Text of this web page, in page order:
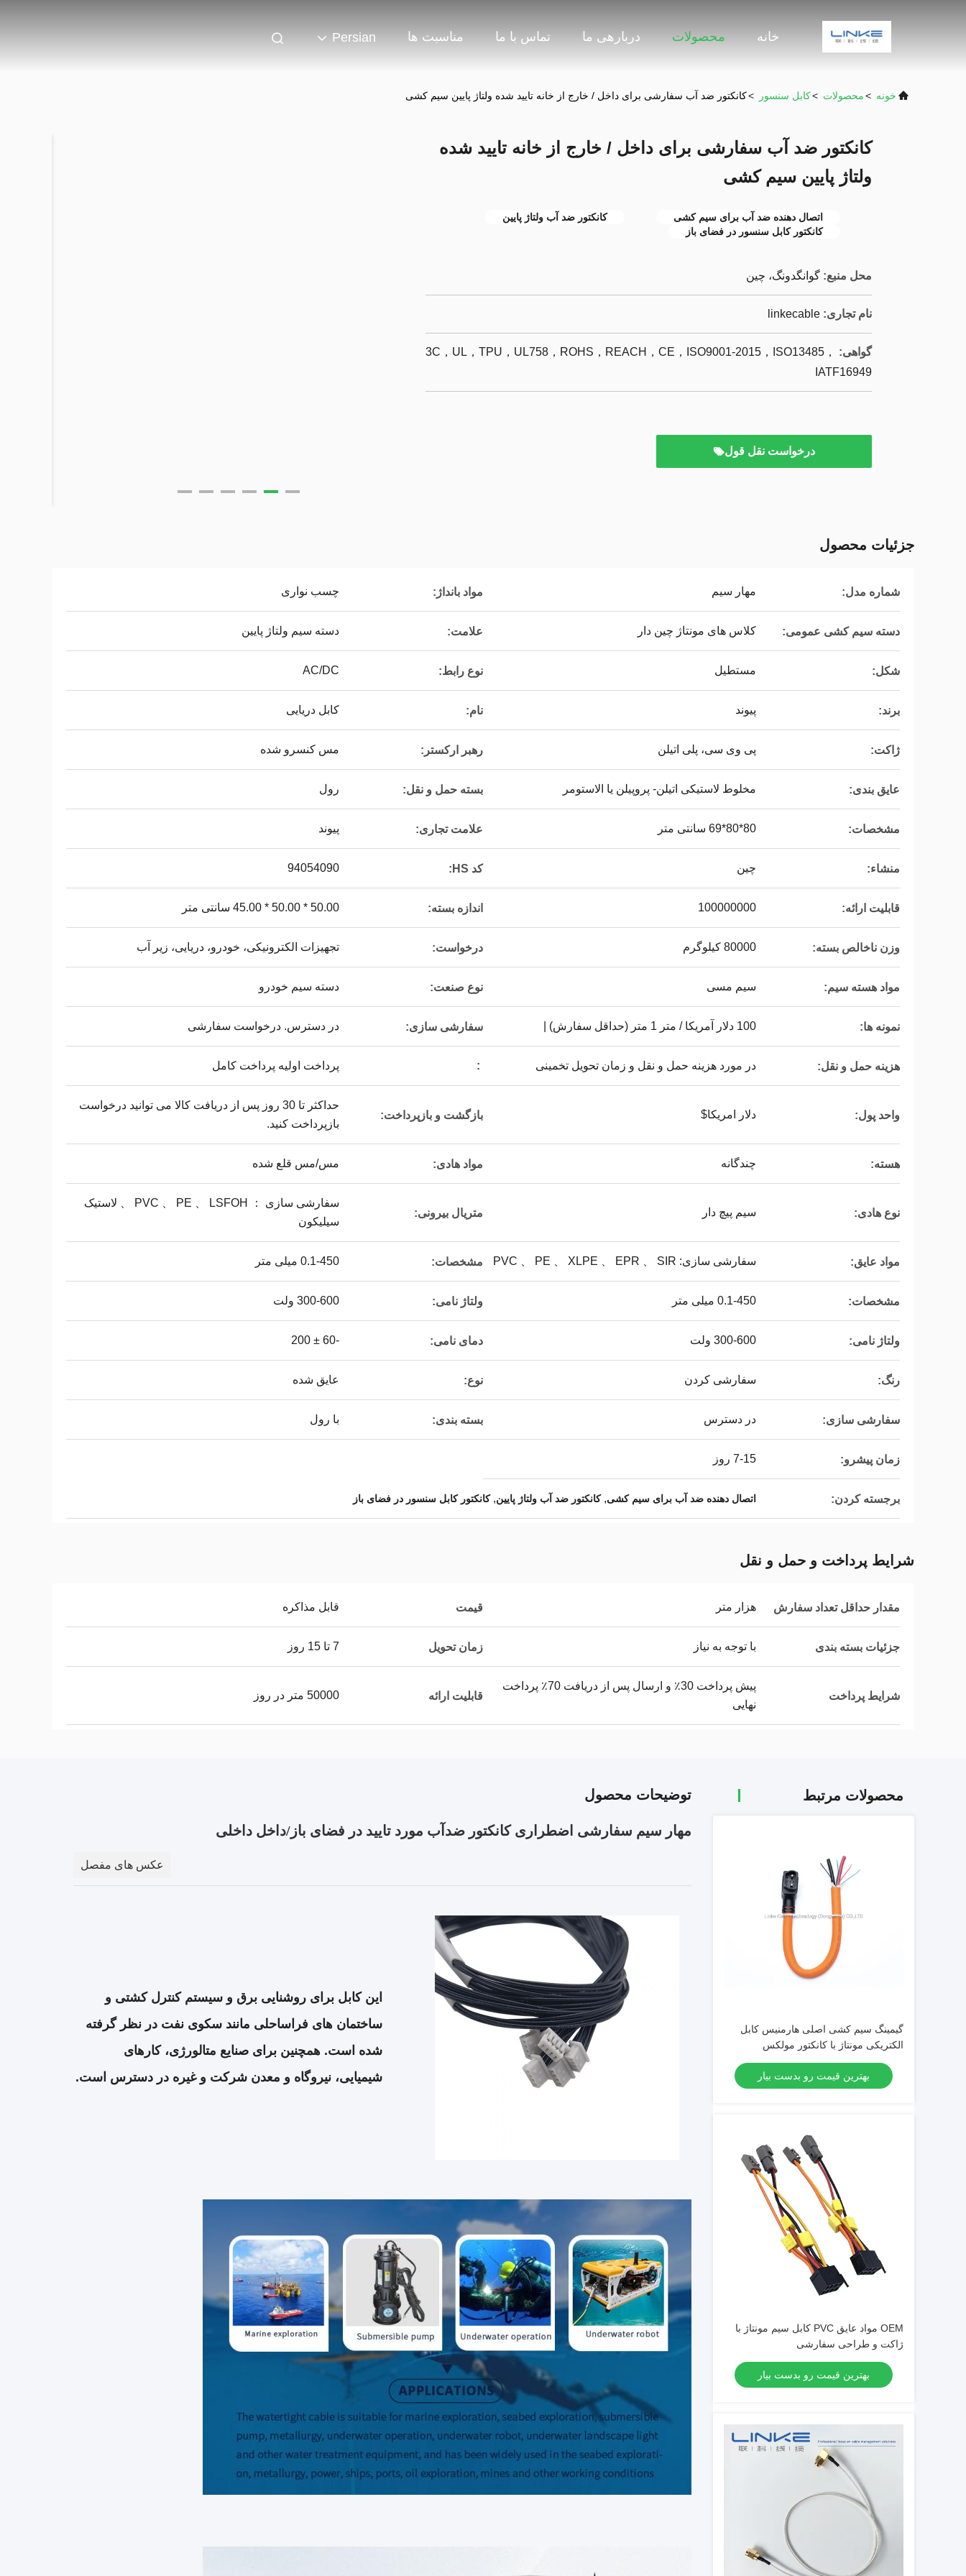
خانه محصولات دربارهی ما تماس با ما مناسبت ها Persian
خونه >محصولات >کابل سنسور >کانکتور ضد آب سفارشی برای داخل / خارج از خانه تایید شده ولتاژ پایین سیم کشی
کانکتور ضد آب سفارشی برای داخل / خارج از خانه تایید شده
ولتاژ پایین سیم کشی
اتصال دهنده ضد آب برای سیم کشی
کانکتور ضد آب ولتاژ پایین
کانکتور کابل سنسور در فضای باز
محل منبع: گوانگدونگ، چین
نام تجاری: linkecable
گواهی:
3C，UL，TPU，UL758，ROHS，REACH，CE，ISO9001-2015，ISO13485，
IATF16949
درخواست نقل قول
جزئیات محصول
شماره مدل: مهار سیم مواد بانداژ: چسب نواری
دسته سیم کشی عمومی: کلاس های مونتاژ چین دار علامت: دسته سیم ولتاژ پایین
شکل: مستطیل نوع رابط: AC/DC
برند: پیوند نام: کابل دریایی
ژاکت: پی وی سی، پلی اتیلن رهبر ارکستر: مس کنسرو شده
عایق بندی: مخلوط لاستیکی اتیلن- پروپیلن یا الاستومر بسته حمل و نقل: رول
مشخصات: 80*80*69 سانتی متر علامت تجاری: پیوند
منشاء: چین کد HS: 94054090
قابلیت ارائه: 100000000 اندازه بسته: 50.00 * 50.00 * 45.00 سانتی متر
وزن ناخالص بسته: 80000 کیلوگرم درخواست: تجهیزات الکترونیکی، خودرو، دریایی، زیر آب
مواد هسته سیم: سیم مسی نوع صنعت: دسته سیم خودرو
نمونه ها: 100 دلار آمریکا / متر 1 متر (حداقل سفارش) | سفارشی سازی: در دسترس. درخواست سفارشی
هزینه حمل و نقل: در مورد هزینه حمل و نقل و زمان تحویل تخمینی : پرداخت اولیه پرداخت کامل
واحد پول: دلار امریکا$ بازگشت و بازپرداخت:
حداکثر تا 30 روز پس از دریافت کالا می توانید درخواست
بازپرداخت کنید.
هسته: چندگانه مواد هادی: مس/مس قلع شده
نوع هادی: سیم پیچ دار متریال بیرونی:
سفارشی سازی ： PVC 、 PE 、 LSFOH 、 لاستیک
سیلیکون
مواد عایق: سفارشی سازی: PVC 、 PE 、 XLPE 、 EPR 、 SIR مشخصات: 0.1-450 میلی متر
مشخصات: 0.1-450 میلی متر ولتاژ نامی: 300-600 ولت
ولتاژ نامی: 300-600 ولت دمای نامی: -60 ± 200
رنگ: سفارشی کردن نوع: عایق شده
سفارشی سازی: در دسترس بسته بندی: با رول
زمان پیشرو: 7-15 روز
برجسته کردن: اتصال دهنده ضد آب برای سیم کشی,کانکتور ضد آب ولتاژ پایین,کانکتور کابل سنسور در فضای باز
شرایط پرداخت و حمل و نقل
مقدار حداقل تعداد سفارش هزار متر قیمت قابل مذاکره
جزئیات بسته بندی با توجه به نیاز زمان تحویل 7 تا 15 روز
شرایط پرداخت
پیش پرداخت 30٪ و ارسال پس از دریافت 70٪ پرداخت
نهایی
قابلیت ارائه 50000 متر در روز
محصولات مرتبط
گیمینگ سیم کشی اصلی هارمنیس کابل
الکتریکی مونتاژ با کانکتور مولکس
بهترین قیمت رو بدست بیار
OEM مواد عایق PVC کابل سیم مونتاژ با
ژاکت و طراحی سفارشی
بهترین قیمت رو بدست بیار
توضیحات محصول
مهار سیم سفارشی اضطراری کانکتور ضدآب مورد تایید در فضای باز/داخل داخلی
عکس های مفصل
این کابل برای روشنایی برق و سیستم کنترل کشتی و
ساختمان های فراساحلی مانند سکوی نفت در نظر گرفته
شده است. همچنین برای صنایع متالورژی، کارهای
شیمیایی، نیروگاه و معدن شرکت و غیره در دسترس است.